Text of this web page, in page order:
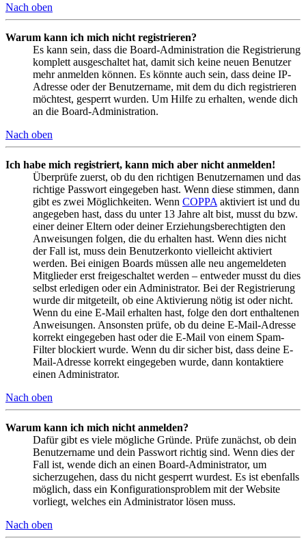
Nach oben
Warum kann ich mich nicht registrieren?
Es kann sein, dass die Board-Administration die Registrierung
komplett ausgeschaltet hat, damit sich keine neuen Benutzer
mehr anmelden können. Es könnte auch sein, dass deine IP-
Adresse oder der Benutzername, mit dem du dich registrieren
möchtest, gesperrt wurden. Um Hilfe zu erhalten, wende dich
an die Board-Administration.
Nach oben
Ich habe mich registriert, kann mich aber nicht anmelden!
Überprüfe zuerst, ob du den richtigen Benutzernamen und das
richtige Passwort eingegeben hast. Wenn diese stimmen, dann
gibt es zwei Möglichkeiten. Wenn COPPA aktiviert ist und du
angegeben hast, dass du unter 13 Jahre alt bist, musst du bzw.
einer deiner Eltern oder deiner Erziehungsberechtigten den
Anweisungen folgen, die du erhalten hast. Wenn dies nicht
der Fall ist, muss dein Benutzerkonto vielleicht aktiviert
werden. Bei einigen Boards müssen alle neu angemeldeten
Mitglieder erst freigeschaltet werden – entweder musst du dies
selbst erledigen oder ein Administrator. Bei der Registrierung
wurde dir mitgeteilt, ob eine Aktivierung nötig ist oder nicht.
Wenn du eine E-Mail erhalten hast, folge den dort enthaltenen
Anweisungen. Ansonsten prüfe, ob du deine E-Mail-Adresse
korrekt eingegeben hast oder die E-Mail von einem Spam-
Filter blockiert wurde. Wenn du dir sicher bist, dass deine E-
Mail-Adresse korrekt eingegeben wurde, dann kontaktiere
einen Administrator.
Nach oben
Warum kann ich mich nicht anmelden?
Dafür gibt es viele mögliche Gründe. Prüfe zunächst, ob dein
Benutzername und dein Passwort richtig sind. Wenn dies der
Fall ist, wende dich an einen Board-Administrator, um
sicherzugehen, dass du nicht gesperrt wurdest. Es ist ebenfalls
möglich, dass ein Konfigurationsproblem mit der Website
vorliegt, welches ein Administrator lösen muss.
Nach oben